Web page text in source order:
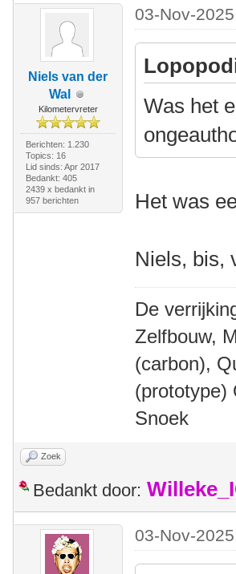
Niels van der
Wal
Kilometervreter
Berichten: 1.230
Topics: 16
Lid sinds: Apr 2017
Bedankt: 405
2439 x bedankt in
957 berichten
03-Nov-
Was het
Het was
Niels, bis,
De
Zelfbouw,
(carbon),
(prototype)
Snoek
Zoek
Bedankt door:
03-Nov-